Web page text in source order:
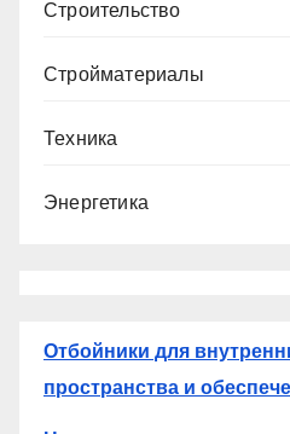
Строительство
Стройматериалы
Техника
Энергетика
Отбойники для
пространства и